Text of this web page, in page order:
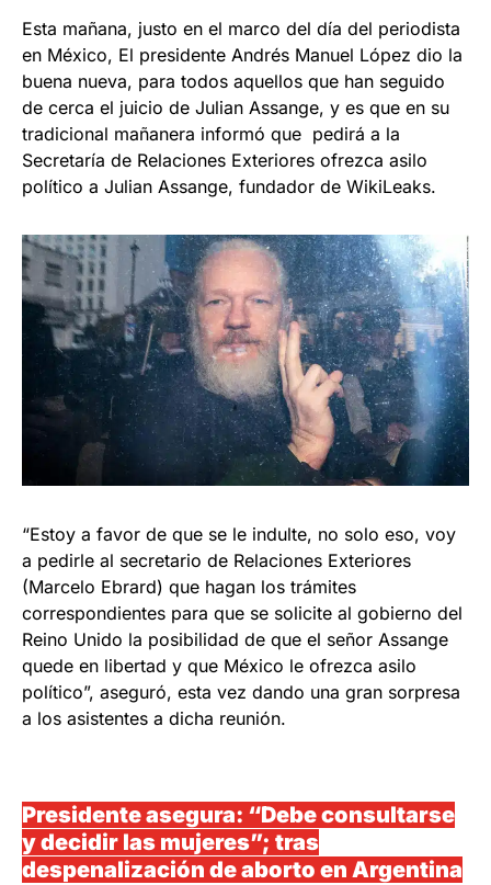
Esta mañana, justo en el marco del día del periodista
en México, El presidente Andrés Manuel López dio la
buena nueva, para todos aquellos que han seguido
de cerca el juicio de Julian Assange, y es que en su
tradicional mañanera informó que pedirá a la
Secretaría de Relaciones Exteriores ofrezca asilo
político a Julian Assange, fundador de WikiLeaks.
“Estoy a favor de que se le indulte, no solo eso, voy
a pedirle al secretario de Relaciones Exteriores
(Marcelo Ebrard) que hagan los trámites
correspondientes para que se solicite al gobierno del
Reino Unido la posibilidad de que el señor Assange
quede en libertad y que México le ofrezca asilo
político”, aseguró, esta vez dando una gran sorpresa
a los asistentes a dicha reunión.
Presidente asegura: “Debe consultarse
y decidir las mujeres”; tras
despenalización de aborto en Argentina